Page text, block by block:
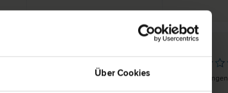
Über Cookies 0 Bewertungen